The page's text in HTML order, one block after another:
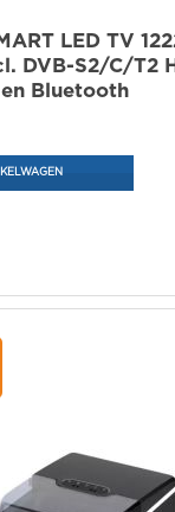
LED TV
DVB-S2/C/T2
Bluetooth